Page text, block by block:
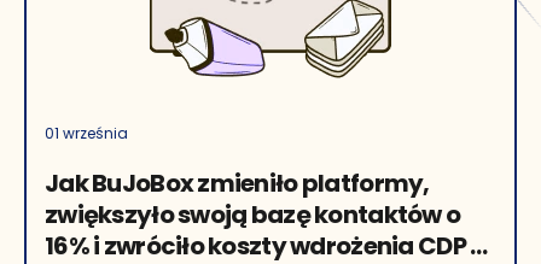
01 września
Jak BuJoBox zmieniło platformy,
zwiększyło swoją bazę kontaktów o
16% i zwróciło koszty wdrożenia CDP w